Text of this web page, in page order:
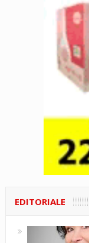
EDITORIALE